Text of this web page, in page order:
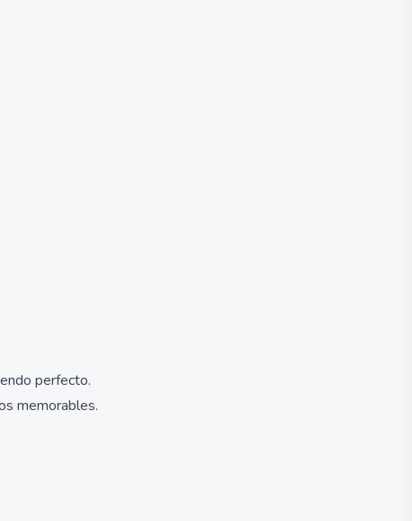
perfecto.
memorables.